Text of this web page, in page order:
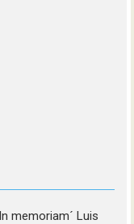
memoriam´ Luis